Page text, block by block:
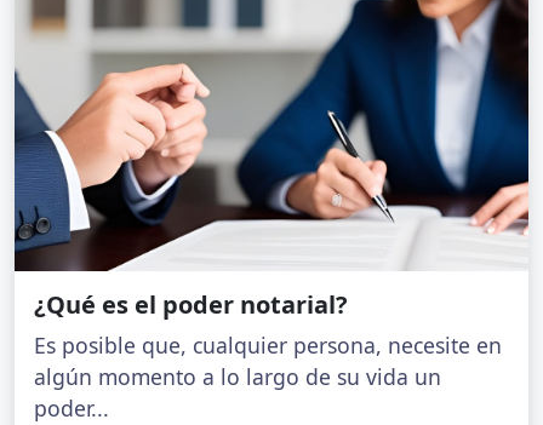
¿Qué es el poder notarial?
Es posible que, cualquier persona, necesite en
algún momento a lo largo de su vida un
poder...